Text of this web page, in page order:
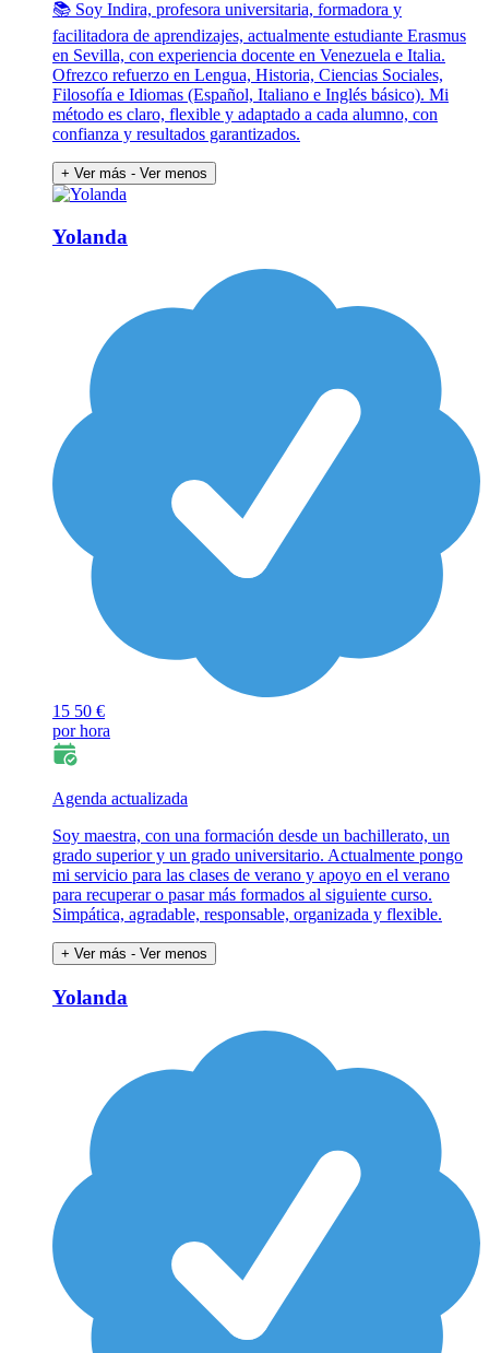
📚 Soy Indira, profesora universitaria, formadora y
facilitadora de aprendizajes, actualmente estudiante Erasmus
en Sevilla, con experiencia docente en Venezuela e Italia.
Ofrezco refuerzo en Lengua, Historia, Ciencias Sociales,
Filosofía e Idiomas (Español, Italiano e Inglés básico). Mi
método es claro, flexible y adaptado a cada alumno, con
confianza y resultados garantizados.
+ Ver más - Ver menos
Yolanda
15 50 €
por hora
Agenda actualizada
Soy maestra, con una formación desde un bachillerato, un
grado superior y un grado universitario. Actualmente pongo
mi servicio para las clases de verano y apoyo en el verano
para recuperar o pasar más formados al siguiente curso.
Simpática, agradable, responsable, organizada y flexible.
+ Ver más - Ver menos
Yolanda